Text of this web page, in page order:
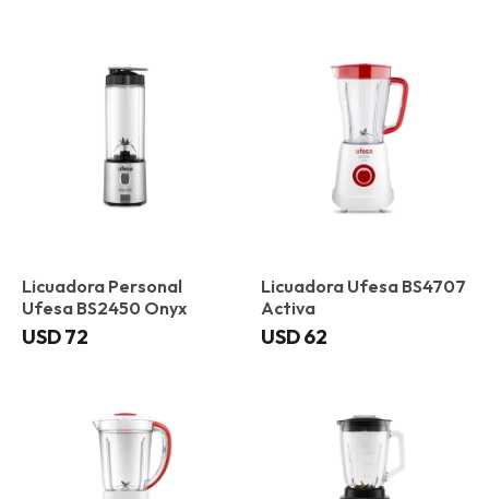
Licuadora Personal
Ufesa BS2450 Onyx
USD72
Licuadora Ufesa BS4707
Activa
USD62